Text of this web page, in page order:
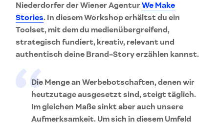
Niederdorfer der Wiener AgenturWe Make
Stories. In diesem Workshop erhältst du ein
Toolset, mit dem du medienübergreifend,
strategisch fundiert, kreativ, relevant und
authentisch deine Brand-Story erzählen kannst.
Die Menge an Werbebotschaften, denen wir
heutzutage ausgesetzt sind, steigt täglich.
Im gleichen Maße sinkt aber auch unsere
Aufmerksamkeit. Um sich in diesem Umfeld